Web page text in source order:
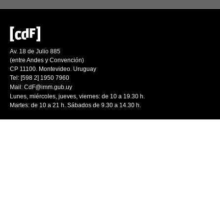
Av. 18 de Julio 885
(entre Andes y Convención)
CP 11100. Montevideo. Uruguay
Tel: [598 2] 1950 7960
Mail: CdF@imm.gub.uy
Lunes, miércoles, jueves, viernes: de 10 a 19.30 h.
Martes: de 10 a 21 h. Sábados de 9.30 a 14.30 h.